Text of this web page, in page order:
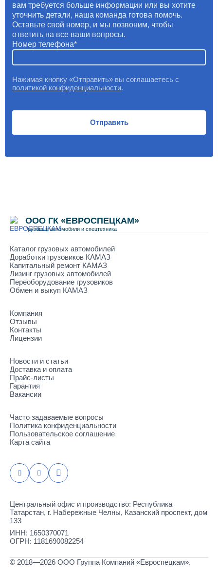
вам требуется больше информации или вы хотите
уточнить детали, наша команда готова помочь.
Оставьте свой номер, и мы позвоним, чтобы
ответить на все ваши вопросы.
Номер телефона
Нажимая кнопку «Отправить» вы соглашаетесь с
политикой конфиденциальности.
Отправить
ООО ГК «ЕВРОСПЕЦКАМ»
Грузовые автомобили и спецтехника
Каталог грузовых автомобилей
Доработки грузовиков КАМАЗ
Капитальный ремонт КАМАЗ
Лизинг грузовых автомобилей
Переоборудование грузовиков
Обмен и выкуп КАМАЗ
Компания
Отзывы
Контакты
Лицензии
Новости и статьи
Доставка и оплата
Прайс-листы
Гарантия
Вакансии
Часто задаваемые вопросы
Политика конфиденциальности
Пользовательское соглашение
Карта сайта
Центральный офис и производство: Республика
Татарстан, г. Набережные Челны, Казанский проспект, дом
133
ИНН: 1650370071
ОГРН: 1181690082254
© 2018—2026 ООО Группа Компаний «Евроспецкам».